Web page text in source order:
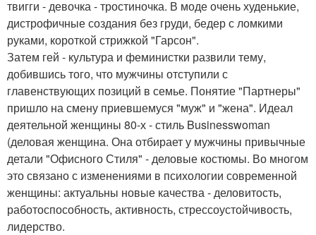
твигги - девочка - тростиночка. В моде очень худенькие,
дистрофичные создания без груди, бедер с ломкими
руками, короткой стрижкой "Гарсон".
Затем гей - культура и феминистки развили тему,
добившись того, что мужчины отступили с
главенствующих позиций в семье. Понятие "Партнеры"
пришло на смену приевшемуся "муж" и "жена". Идеал
деятельной женщины 80-х - стиль Businesswoman
(деловая женщина. Она отбирает у мужчины привычные
детали "Офисного Стиля" - деловые костюмы. Во многом
это связано с изменениями в психологии современной
женщины: актуальны новые качества - деловитость,
работоспособность, активность, стрессоустойчивость,
лидерство.